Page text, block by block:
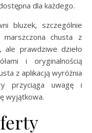
dla każdego.
bluzek, szczególnie
chusta z
ale prawdziwe dzieło
i oryginalnością
z aplikacją wyróżnia
przyciąga uwagę i
wyjątkowa.